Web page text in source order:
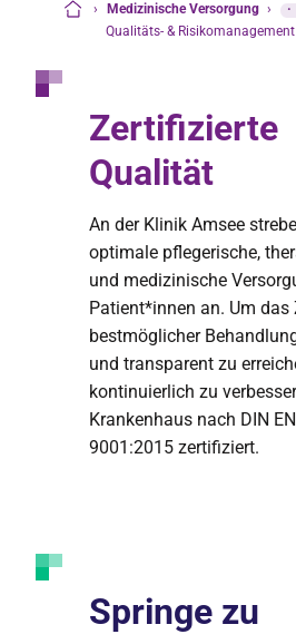
› Medizinische Versorgung ›
Qualitäts- & Risikomanagement
Zertifizierte
Qualität
An der Klinik Amsee
optimale pflegerische,
und medizinische
Patient*innen an. Um das
bestmöglicher
und transparent zu
kontinuierlich zu
Krankenhaus nach DIN
9001:2015 zertifiziert.
Springe zu